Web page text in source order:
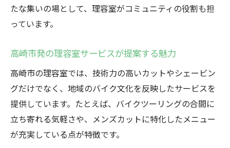
たな集いの場として、理容室がコミュニティの役割も担
っています。
高崎市発の理容室サービスが提案する魅力
高崎市の理容室では、技術力の高いカットやシェービン
グだけでなく、地域のバイク文化を反映したサービスを
提供しています。たとえば、バイクツーリングの合間に
立ち寄れる気軽さや、メンズカットに特化したメニュー
が充実している点が特徴です。